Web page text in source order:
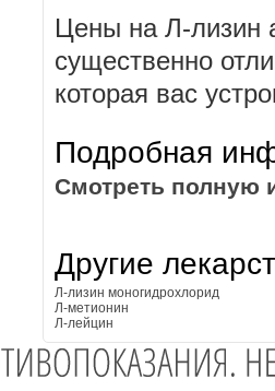
Цены на Л-лизин
существенно
которая вас
Подробная
Смотреть полную
Другие
Л-лизин моногидрохлорид
Л-метионин
Л-лейцин